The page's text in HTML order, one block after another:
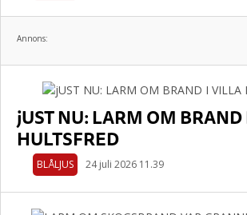
Annons:
jUST NU: LARM OM
HULTSFRED
BLÅLJUS 24 juli 2026 11.39